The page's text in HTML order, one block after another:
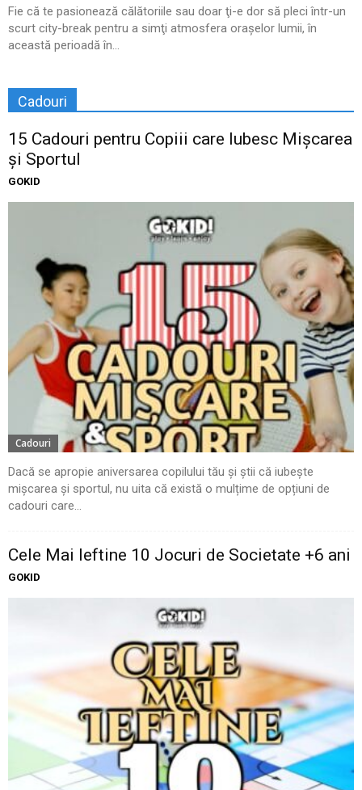
Fie că te pasionează călătoriile sau doar ţi-e dor să pleci într-un
scurt city-break pentru a simţi atmosfera oraşelor lumii, în
această perioadă în...
Cadouri
15 Cadouri pentru Copiii care Iubesc Mișcarea
și Sportul
GOKID
Cadouri
Dacă se apropie aniversarea copilului tău și știi că iubește
mișcarea și sportul, nu uita că există o mulțime de opțiuni de
cadouri care...
Cele Mai Ieftine 10 Jocuri de Societate +6 ani
GOKID